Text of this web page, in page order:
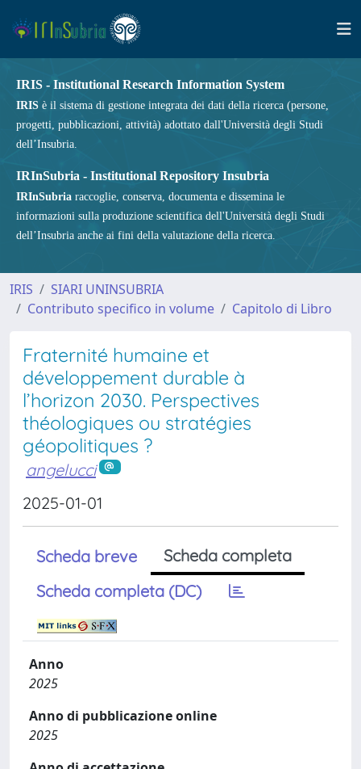
IRIS - Institutional Research Information System
IRIS è il sistema di gestione integrata dei dati della ricerca (persone,
progetti, pubblicazioni, attività) adottato dall'Università degli Studi
dell’Insubria.
IRInSubria - Institutional Repository Insubria
IRInSubria raccoglie, conserva, documenta e dissemina le
informazioni sulla produzione scientifica dell'Università degli Studi
dell’Insubria anche ai fini della valutazione della ricerca.
IRIS
SIARI UNINSUBRIA
Contributo specifico in volume
Capitolo di Libro
Fraternité humaine et
développement durable à
l’horizon 2030. Perspectives
théologiques ou stratégies
géopolitiques ?
angelucci
2025-01-01
Scheda breve
Scheda completa
Scheda completa (DC)
Anno
2025
Anno di pubblicazione online
2025